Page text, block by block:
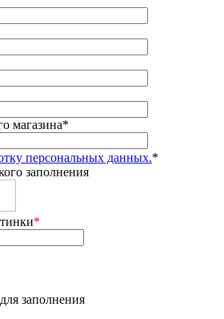
магазина*
персональных данных.*
заполнения
*
заполнения